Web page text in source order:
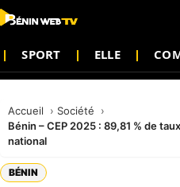
SPORT ELLE
Accueil
Société
Bénin – CEP 2025 : 89,81 % de
national
BÉNIN